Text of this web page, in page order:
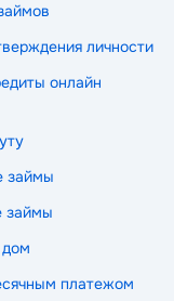
личности
онлайн
займы
займы
платежом